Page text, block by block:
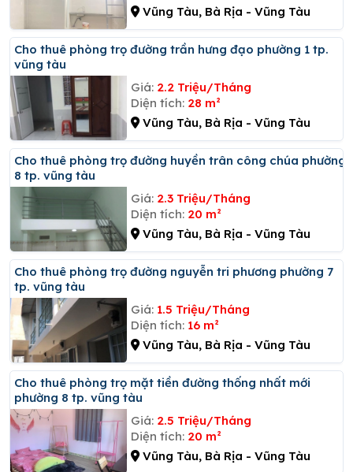
Vũng Tàu, Bà Rịa - Vũng Tàu
Cho thuê phòng trọ đường trần hưng đạo phường 1 tp.
vũng tàu
Giá: 2.2 Triệu/Tháng
Diện tích: 28 m²
Vũng Tàu, Bà Rịa - Vũng Tàu
Cho thuê phòng trọ đường huyền trân công chúa phường
8 tp. vũng tàu
Giá: 2.3 Triệu/Tháng
Diện tích: 20 m²
Vũng Tàu, Bà Rịa - Vũng Tàu
Cho thuê phòng trọ đường nguyễn tri phương phường 7
tp. vũng tàu
Giá: 1.5 Triệu/Tháng
Diện tích: 16 m²
Vũng Tàu, Bà Rịa - Vũng Tàu
Cho thuê phòng trọ mặt tiền đường thống nhất mới
phường 8 tp. vũng tàu
Giá: 2.5 Triệu/Tháng
Diện tích: 20 m²
Vũng Tàu, Bà Rịa - Vũng Tàu